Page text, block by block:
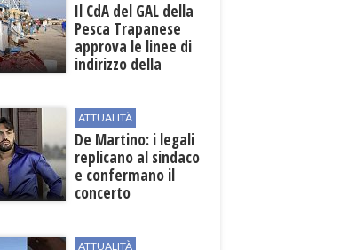
Il CdA del GAL della
Pesca Trapanese
approva le linee di
indirizzo della
sviluppo
ATTUALITÀ
De Martino: i legali
replicano al sindaco
e confermano il
concerto
ATTUALITÀ